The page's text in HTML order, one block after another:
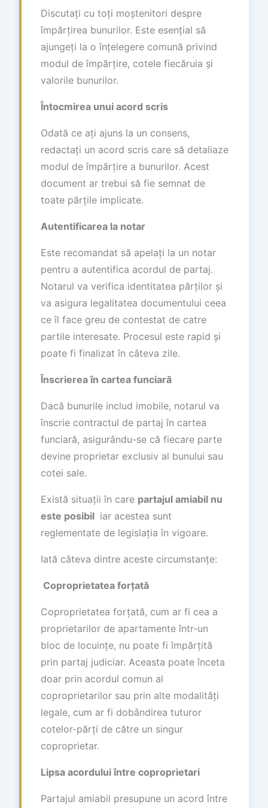
Discutați cu toți moștenitori despre
împărțirea bunurilor. Este esențial să
ajungeți la o înțelegere comună privind
modul de împărțire, cotele fiecăruia și
valorile bunurilor.
Întocmirea unui acord scris
Odată ce ați ajuns la un consens,
redactați un acord scris care să detaliaze
modul de împărțire a bunurilor. Acest
document ar trebui să fie semnat de
toate părțile implicate.
Autentificarea la notar
Este recomandat să apelați la un notar
pentru a autentifica acordul de partaj.
Notarul va verifica identitatea părților și
va asigura legalitatea documentului ceea
ce îl face greu de contestat de catre
partile interesate. Procesul este rapid și
poate fi finalizat în câteva zile.
Înscrierea în cartea funciară
Dacă bunurile includ imobile, notarul va
înscrie contractul de partaj în cartea
funciară, asigurându-se că fiecare parte
devine proprietar exclusiv al bunului sau
cotei sale.
Există situații în care partajul amiabil nu
este posibil iar acestea sunt
reglementate de legislația în vigoare.
Iată câteva dintre aceste circumstanțe:
Coproprietatea forțată
Coproprietatea forțată, cum ar fi cea a
proprietarilor de apartamente într-un
bloc de locuințe, nu poate fi împărțită
prin partaj judiciar. Aceasta poate înceta
doar prin acordul comun al
coproprietarilor sau prin alte modalități
legale, cum ar fi dobândirea tuturor
cotelor-părți de către un singur
coproprietar.
Lipsa acordului între coproprietari
Partajul amiabil presupune un acord între